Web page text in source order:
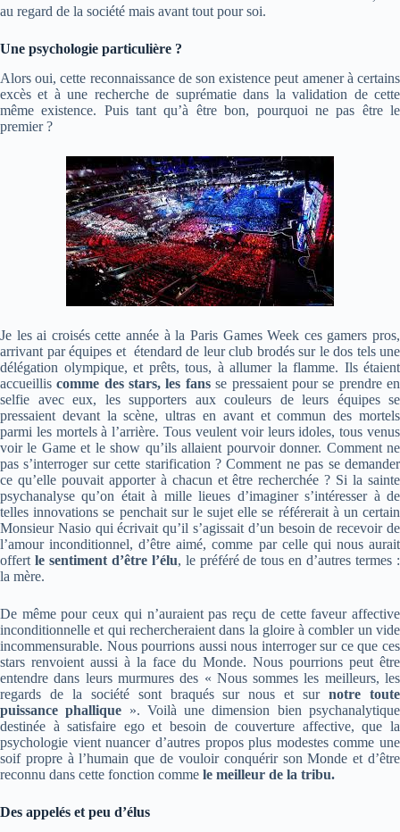
au regard de la société mais avant tout pour soi.
Une psychologie particulière ?
Alors oui, cette reconnaissance de son existence peut amener à certains
excès et à une recherche de suprématie dans la validation de cette
même existence. Puis tant qu’à être bon, pourquoi ne pas être le
premier ?
Je les ai croisés cette année à la Paris Games Week ces gamers pros,
arrivant par équipes et étendard de leur club brodés sur le dos tels une
délégation olympique, et prêts, tous, à allumer la flamme. Ils étaient
accueilliscomme des stars, les fansse pressaient pour se prendre en
selfie avec eux, les supporters aux couleurs de leurs équipes se
pressaient devant la scène, ultras en avant et commun des mortels
parmi les mortels à l’arrière. Tous veulent voir leurs idoles, tous venus
voir le Game et le show qu’ils allaient pourvoir donner. Comment ne
pas s’interroger sur cette starification ? Comment ne pas se demander
ce qu’elle pouvait apporter à chacun et être recherchée ? Si la sainte
psychanalyse qu’on était à mille lieues d’imaginer s’intéresser à de
telles innovations se penchait sur le sujet elle se référerait à un certain
Monsieur Nasio qui écrivait qu’il s’agissait d’un besoin de recevoir de
l’amour inconditionnel, d’être aimé, comme par celle qui nous aurait
offert le sentiment d’être l’élu, le préféré de tous en d’autres termes :
la mère.
De même pour ceux qui n’auraient pas reçu de cette faveur affective
inconditionnelle et qui rechercheraient dans la gloire à combler un vide
incommensurable. Nous pourrions aussi nous interroger sur ce que ces
stars renvoient aussi à la face du Monde. Nous pourrions peut être
entendre dans leurs murmures des « Nous sommes les meilleurs, les
regards de la société sont braqués sur nous et surnotre toute
puissance phallique ». Voilà une dimension bien psychanalytique
destinée à satisfaire ego et besoin de couverture affective, que la
psychologie vient nuancer d’autres propos plus modestes comme une
soif propre à l’humain que de vouloir conquérir son Monde et d’être
reconnu dans cette fonction comme le meilleur de la tribu.
Des appelés et peu d’élus